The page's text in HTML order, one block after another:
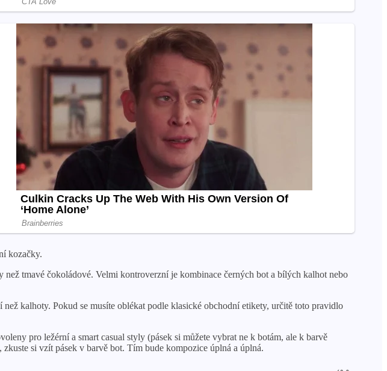
kozačky.
tmavé čokoládové. Velmi kontroverzní je kombinace černých bot a bílých kalhot nebo
kalhoty. Pokud se musíte oblékat podle klasické obchodní etikety, určitě toto pravidlo
pro ležérní a smart casual styly (pásek si můžete vybrat ne k botám, ale k barvě
si vzít pásek v barvě bot. Tím bude kompozice úplná a úplná.